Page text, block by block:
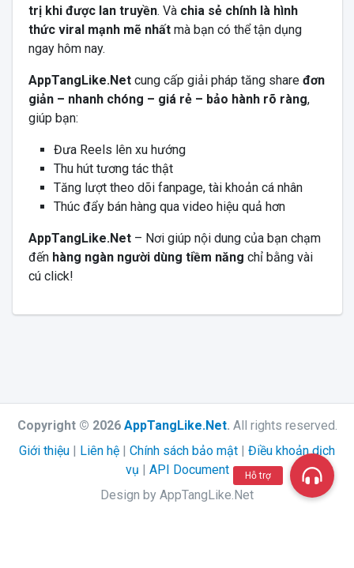
trị khi được lan truyền. Và chia sẻ chính là hình
thức viral mạnh mẽ nhấtmà bạn có thể tận dụng
ngay hôm nay.
AppTangLike.Netcung cấp giải pháp tăng share đơn
giản – nhanh chóng – giá rẻ – bảo hành rõ ràng,
giúp bạn:
Đưa Reels lên xu hướng
Thu hút tương tác thật
Tăng lượt theo dõi fanpage, tài khoản cá nhân
Thúc đẩy bán hàng qua video hiệu quả hơn
AppTangLike.Net– Nơi giúp nội dung của bạn chạm
đến hàng ngàn người dùng tiềm năng chỉ bằng vài
cú click!
Copyright © 2026 AppTangLike.Net. All rights reserved.
Giới thiệu | Liên hệ | Chính sách bảo mật | Điều khoản dịch
vụ | API Document
Design by AppTangLike.Net
Hỗ trợ